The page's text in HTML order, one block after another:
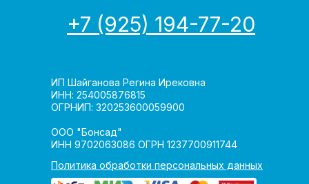
Политика обработки персональных данных
ИП Шайганова Регина Ирековна
ИНН: 254005876815
ОГРНИП: 320253600059900
ООО "Бонсад"
ИНН 9702063086 ОГРН 1237700911744
+7 (925) 194-77-20